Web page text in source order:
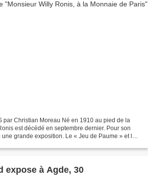
par Christian Moreau Né en 1910 au pied de la
est décédé en septembre dernier. Pour son
grande exposition. Le « Jeu de Paume » et la
expose à Agde, 30